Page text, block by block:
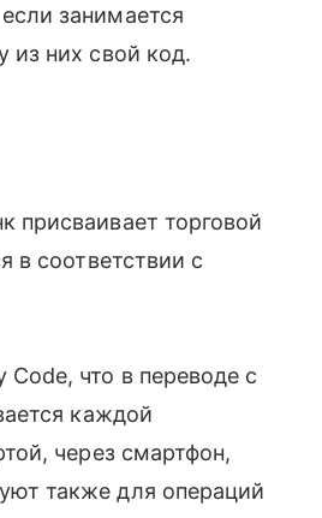
занимается
из них свой код.
присваивает торговой
в соответствии с
что в переводе с
каждой
через смартфон,
также для операций